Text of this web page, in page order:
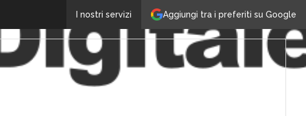
Aggiungi tra i preferiti su Google
I nostri servizi